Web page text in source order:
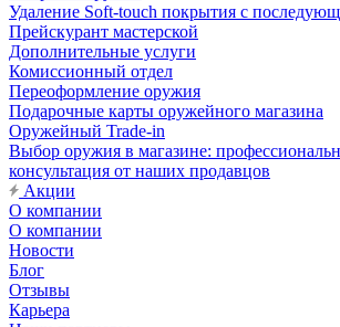
Удаление Soft-touch покрытия с
Прейскурант мастерской
Дополнительные услуги
Комиссионный отдел
Переоформление оружия
Подарочные карты оружейного магазина
Оружейный Trade-in
Выбор оружия в магазине:
консультация от наших продавцов
Акции
О компании
О компании
Новости
Блог
Отзывы
Карьера